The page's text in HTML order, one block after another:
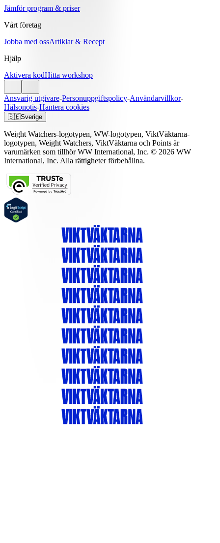
Jämför program & priser
Vårt företag
Jobba med ossArtiklar & Recept
Hjälp
Aktivera kodHitta workshop
Ansvarig utgivare-Personuppgiftspolicy-Användarvillkor-
Hälsonotis-Hantera cookies
🇸🇪Sverige
Weight Watchers-logotypen, WW-logotypen, ViktVäktarna-
logotypen, Weight Watchers, ViktVäktarna och Points är
varumärken som tillhör WW International, Inc. © 2026 WW
International, Inc. Alla rättigheter förbehållna.